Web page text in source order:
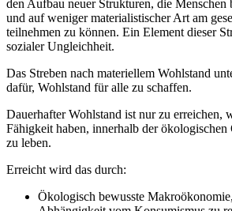
den Aufbau neuer Strukturen, die Menschen
und auf weniger materialistischer Art am
teilnehmen zu können. Ein Element dieser
sozialer Ungleichheit.
Das Streben nach materiellem Wohlstand
dafür, Wohlstand für alle zu schaffen.
Dauerhafter Wohlstand ist nur zu erreichen,
Fähigkeit haben, innerhalb der ökologischen
zu leben.
Erreicht wird das durch:
Ökologisch bewusste